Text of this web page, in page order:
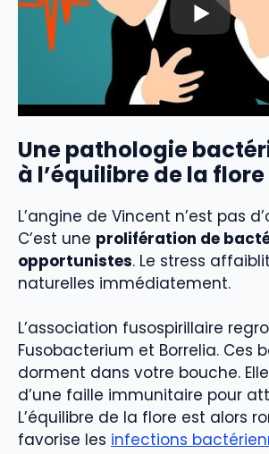
Une pathologie
à l’équilibre de la
L’angine de Vincent n’est pas
C’est une prolifération de
opportunistes. Le stress
naturelles immédiatement.
L’association fusospirillaire
Fusobacterium et Borrelia. Ces
dorment dans votre bouche.
d’une faille immunitaire pour
L’équilibre de la flore est alors
favorise les infections